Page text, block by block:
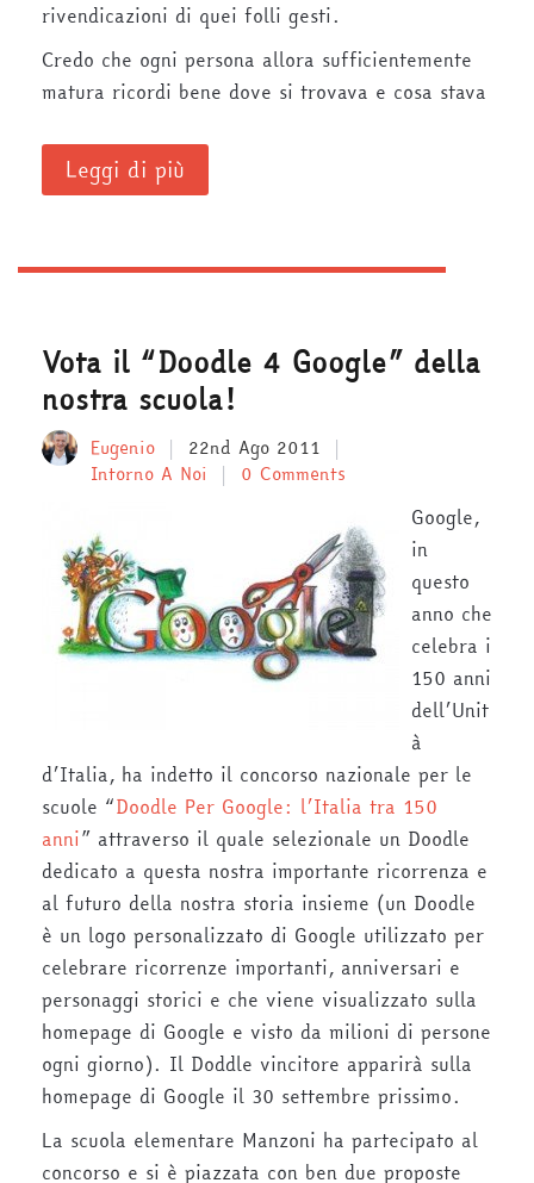
rivendicazioni di quei folli gesti.
Credo che ogni persona allora sufficientemente
matura ricordi bene dove si trovava e cosa stava
Leggi di più
Vota il “Doodle 4 Google” della
nostra scuola!
Eugenio
22nd Ago 2011
Intorno A Noi
0 Comments
Google,
in
questo
anno che
celebra i
150 anni
dell’Unit
à
d’Italia, ha indetto il concorso nazionale per le
scuole “Doodle Per Google: l’Italia tra 150
anni” attraverso il quale selezionale un Doodle
dedicato a questa nostra importante ricorrenza e
al futuro della nostra storia insieme (un Doodle
è un logo personalizzato di Google utilizzato per
celebrare ricorrenze importanti, anniversari e
personaggi storici e che viene visualizzato sulla
homepage di Google e visto da milioni di persone
ogni giorno). Il Doddle vincitore apparirà sulla
homepage di Google il 30 settembre prissimo.
La scuola elementare Manzoni ha partecipato al
concorso e si è piazzata con ben due proposte